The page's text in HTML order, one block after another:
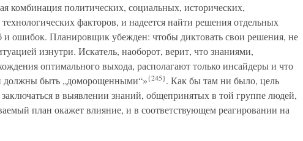
комбинация политических, социальных, исторических,
факторов, и надеется найти решения отдельных
и ошибок. Планировщик убежден: чтобы диктовать свои решения, не
изнутри. Искатель, наоборот, верит, что знаниями,
оптимального выхода, располагают только инсайдеры и что
должны быть „доморощенными“»{245}. Как бы там ни было, цель
в выявлении знаний, общепринятых в той группе людей,
план окажет влияние, и в соответствующем реагировании на